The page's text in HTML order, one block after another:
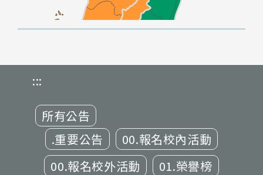
:::
所有公告
.重要公告
00.報名校內活動
00.報名校外活動
01.榮譽榜